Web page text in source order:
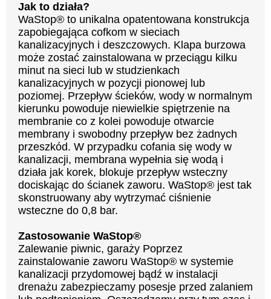
Jak to działa?
WaStop® to unikalna opatentowana konstrukcja
zapobiegająca cofkom w sieciach
kanalizacyjnych i deszczowych. Klapa burzowa
może zostać zainstalowana w przeciągu kilku
minut na sieci lub w studzienkach
kanalizacyjnych w pozycji pionowej lub
poziomej. Przepływ ścieków, wody w normalnym
kierunku powoduje niewielkie spiętrzenie na
membranie co z kolei powoduje otwarcie
membrany i swobodny przepływ bez żadnych
przeszkód. W przypadku cofania się wody w
kanalizacji, membrana wypełnia się wodą i
działa jak korek, blokuje przepływ wsteczny
dociskając do ścianek zaworu. WaStop® jest tak
skonstruowany aby wytrzymać ciśnienie
wsteczne do 0,8 bar.
Zastosowanie WaStop®
Zalewanie piwnic, garaży Poprzez
zainstalowanie zaworu WaStop® w systemie
kanalizacji przydomowej bądź w instalacji
drenażu zabezpieczamy posesje przed zalaniem